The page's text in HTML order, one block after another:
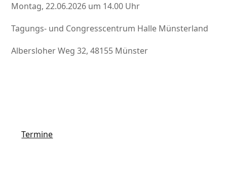
Montag, 22.06.2026 um 14.00 Uhr
Tagungs- und Congresscentrum Halle Münsterland
Albersloher Weg 32, 48155 Münster
Termine